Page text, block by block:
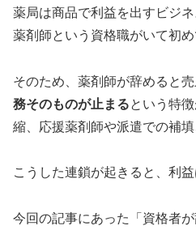
薬局は商品で利益を出すビジネ
薬剤師という資格職がいて初め
そのため、薬剤師が辞めると
務そのものが止まるという特
縮、応援薬剤師や派遣での補填
こうした連鎖が起きると、利
今回の記事にあった「資格者